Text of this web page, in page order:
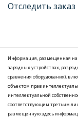
Отследить заказ
Информация, размещенная на
зарядных устройствах,
сравнения оборудования), в
объектом прав
интеллектуальной
соответствующим третьим
размещенную здесь